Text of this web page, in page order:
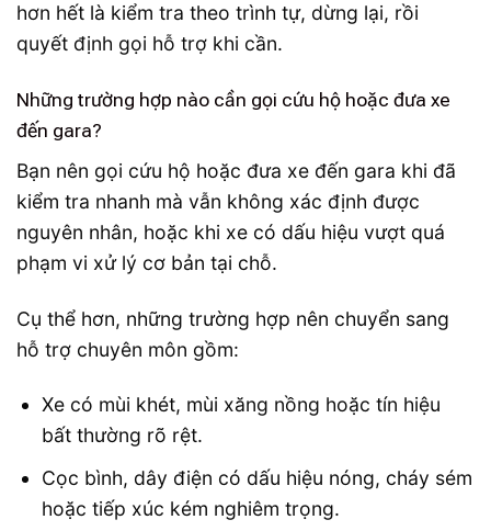
hơn hết là kiểm tra theo trình tự, dừng lại, rồi
quyết định gọi hỗ trợ khi cần.
Những trường hợp nào cần gọi cứu hộ hoặc đưa xe
đến gara?
Bạn nên gọi cứu hộ hoặc đưa xe đến gara khi đã
kiểm tra nhanh mà vẫn không xác định được
nguyên nhân, hoặc khi xe có dấu hiệu vượt quá
phạm vi xử lý cơ bản tại chỗ.
Cụ thể hơn, những trường hợp nên chuyển sang
hỗ trợ chuyên môn gồm:
Xe có mùi khét, mùi xăng nồng hoặc tín hiệu
bất thường rõ rệt.
Cọc bình, dây điện có dấu hiệu nóng, cháy sém
hoặc tiếp xúc kém nghiêm trọng.